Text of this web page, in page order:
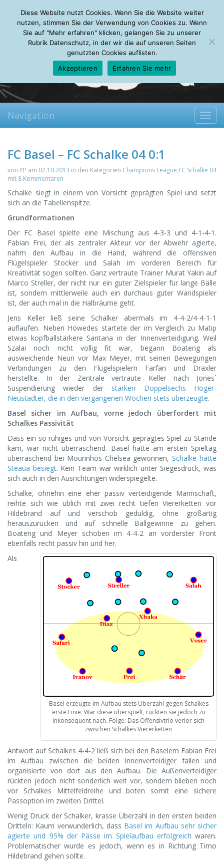
Sunday, 09.08.2026
Mein Account
About Autoren Leseempfehlungen FAQ
Navigation
FC Basel – FC Schalke 04 0:1
von PP am 02.10.2013 in den Kategorien Champions League,FC Schalke 04
mit 8 Kommentaren
Schalke siegt in einem von Vorsicht geprägten Spiel und setzt
sich an die Tabellenspitze.
Grundformationen
Der FC Basel spielte eine Mischung aus 4-3-3 und 4-1-4-1.
Fabian Frei, der als zentraler Akteur vor der Abwehr agierte,
nahm den Aufbau in die Hand, während die offensiven
Flügelspieler Stocker und Salah im vorderen Bereich für
Kreativität sogen sollten. Ganz vertraute Trainer Murat Yakin auf
Marco Streller, der nicht nur ein guter Zielspieler für lange Bälle
ist, sondern mittlerweile auch ein durchaus guter Wandspieler
ist, der auch mal in die Halbräume geht.
Jens Keller ließ seine Schalker abermals im 4-4-2/4-4-1-1
auflaufen. Neben Höwedes startete der im Vergleich zu Matip
etwas kopfballstärkere Santana in der Innenverteidigung. Weil
Szalai noch nicht völlig fit war, begann Boateng als
ausweichende Neun vor Max Meyer, mit seinen Bewegungen
Verbindungen zu den Flügelspielern Farfan und Draxler
herstellte. In der Zentrale vertraute Keller nach Jones´
Suspendierung wieder der starken Doppelsechs Höger-
Neustädter, die in den vergangenen Wochen stets überzeugte.
Basel sicher im Aufbau, vorne jedoch überfordert mit
Schalkes Passivität
Dass ein so ruhiges und von Vorsicht geprägtes Spiel zu Stande
kam, war nicht überraschend. Basel hatte am ersten Spieltag
überraschend bei Mourinhos Chelsea gewonnen,Schalke hatte
Steaua besiegt. Kein Team war wirklich unter Siegesdruck, was
sich auch in den Ausrichtungen widerspiegelte.
Schalke, ohnehin eine eher passiv verteidigende Mannschaft,
reihte sich wie üblich mit zwei recht tiefen Viererketten vor
Hildebrand auf und verschob geduldig, ohne großartig
herauszurücken und auf schnelle Ballgewinne zu gehen.
Boateng und Meyer schoben im 4-4-2 an vorderster Front
ebenfalls recht passiv hin und her.
Basel erzeugte im Aufbau stets Überzahl gegen Schalkes
erste Linie. War diese überspielt, rückten sie jedoch zu
inkonsequent nach. Folge: Das Offensivtrio verlor sich
zwischen Schalkes Viererketten
Als
Antwort auf Schalkes 4-4-2 ließ sich bei den Baselern Fabian Frei
im Aufbau zwischen die beiden Innenverteidiger fallen und
organisierte von dort aus den Aufbau. Die Außenverteidiger
rückten jedoch nicht sonderlich weit vor, sondern blieben noch
vor Schalkes Mittelfeldreihe und boten somit eine sichere
Passoption im zweiten Drittel.
Wenig Druck der Schalker, krasse Überzahl in den ersten beiden
Dritteln: Kaum verwunderlich, dass Basel im Aufbau sehr sicher
agierte und 95% der Pässe im Spielaufbau erfolgreich waren.
Problematischer wurde es jedoch, wenn es in Richtung Timo
Hildebrand gehen sollte.
Diese Website nutzt Cookies. Wenn Sie die Website weiter
nutzen, stimmen Sie der Verwendung von Cookies zu. Wenn
Sie auf "Mehr erfahren" klicken, gelangen Sie zu unserer
Rubrik Datenschutz, in der wir die auf unseren Seiten
genutzten Cookies auflisten.
Akzeptieren
Erfahren Sie mehr